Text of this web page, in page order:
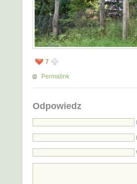
7
Permalink
Odpowiedz